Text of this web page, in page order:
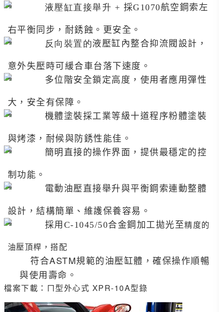
液壓缸直接舉升 + 採G1070航空鋼索左
右平衡同步，耐銹蝕。更安全。
反向裝置的液壓缸內整合抑流閥設計，
意外失壓時可緩合車台落下速度。
多位階安全鎖定高度，使用者應用彈性
大，安全有保障。
機體塗裝採工業等級十道程序粉體塗裝
與烤漆，耐候與防銹性能佳。
簡明直接的操作界面，提供最穩定的控
制功能。
電動油壓直接舉升與平衡鋼索連動整體
設計，結構簡單、維護保養容易。
採用 C-1045/50合金鋼加工拋光至精度的
油壓頂桿，搭配
符合ASTM規範的油壓缸體，確保操作順暢
與使用壽命。
檔案下載： ㄇ型外心式 XPR-10A型錄